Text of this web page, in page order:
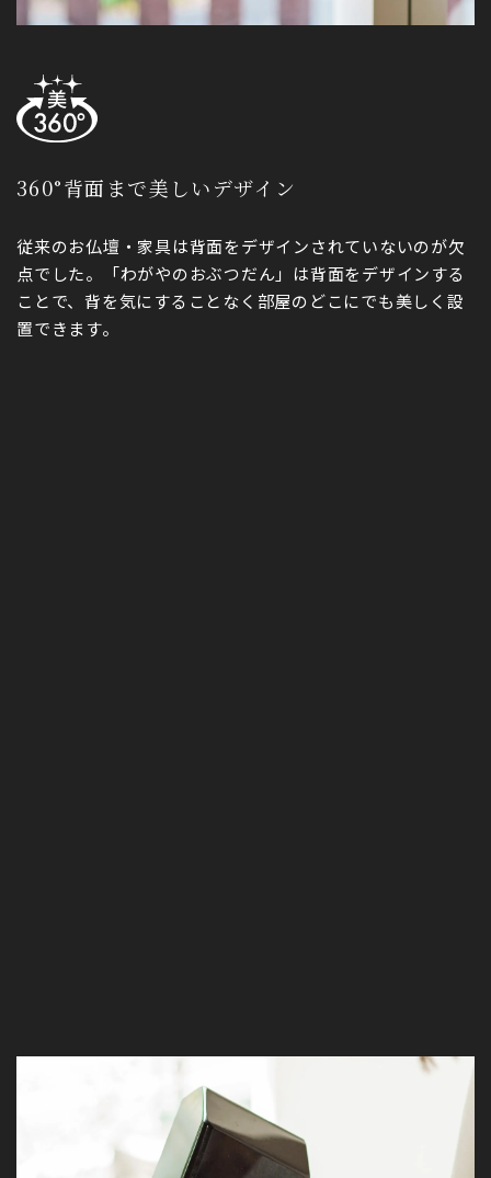
360°背面まで美しいデザイン
従来のお仏壇・家具は背面をデザインされていないのが欠
点でした。「わがやのおぶつだん」は背面をデザインする
ことで、背を気にすることなく部屋のどこにでも美しく設
置できます。